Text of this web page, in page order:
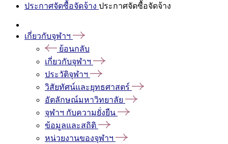
ประกาศจัดซื้อจัดจ้าง ประกาศจัดซื้อจัดจ้าง
เกี่ยวกับจุฬาฯ
ย้อนกลับ
เกี่ยวกับจุฬาฯ
ประวัติจุฬาฯ
วิสัยทัศน์และยุทธศาสตร์
อัตลักษณ์มหาวิทยาลัย
จุฬาฯ กับความยั่งยืน
ข้อมูลและสถิติ
หน่วยงานของจุฬาฯ